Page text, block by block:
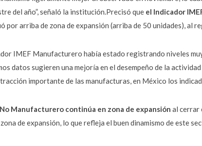
del año”, señaló la institución.Precisó que el Indicador
por arriba de zona de expansión (arriba de 50 unidades), al
IMEF Manufacturero había estado registrando niveles
datos sugieren una mejoría en el desempeño de la
importante de las manufacturas, en México los
Manufacturero continúa en zona de expansión al cerrar
de expansión, lo que refleja el buen dinamismo de este